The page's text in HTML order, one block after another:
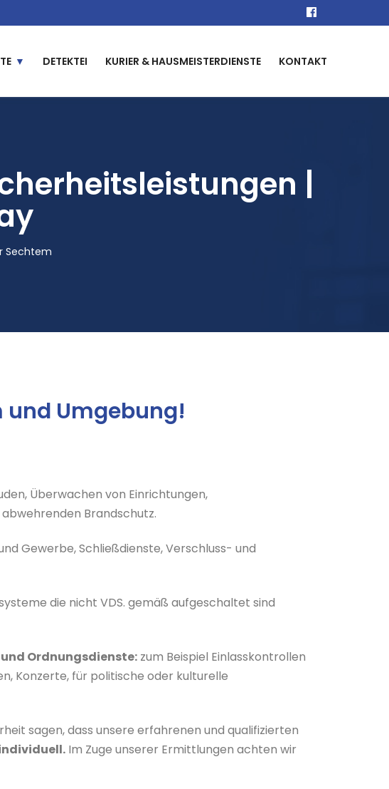
DETEKTEI KURIER & HAUSMEISTERDIENSTE KONTAKT
|
Sechtem
Umgebung!
Überwachen von Einrichtungen,
Brandschutz.
Gewerbe, Schließdienste, Verschluss- und
die nicht VDS. gemäß aufgeschaltet sind
Ordnungsdienste: zum Beispiel Einlasskontrollen
Konzerte, für politische oder kulturelle
sagen, dass unsere erfahrenen und qualifizierten
Im Zuge unserer Ermittlungen achten wir